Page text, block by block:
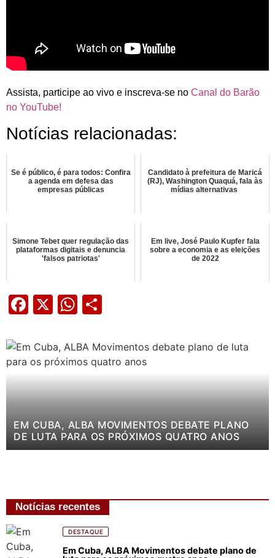
Assista, participe ao vivo e inscreva-se no Canal do Barão
no YouTube!
Notícias relacionadas:
Se é público, é para todos: Confira
a agenda em defesa das
empresas públicas
Candidato à prefeitura de Maricá
(RJ), Washington Quaquá, fala às
mídias alternativas
Simone Tebet quer regulação das
plataformas digitais e denuncia
'falsos patriotas'
Em live, José Paulo Kupfer fala
sobre a economia e as eleições
de 2022
Facebook
X WhatsApp
EM CUBA, ALBA MOVIMENTOS DEBATE PLANO
DE LUTA PARA OS PRÓXIMOS QUATRO ANOS
Notícias recentes
DESTAQUE
Em Cuba, ALBA Movimentos debate plano de